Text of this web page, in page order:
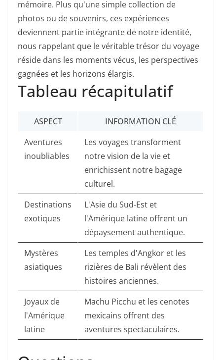
mémoire. Plus qu'une simple collection de
photos ou de souvenirs, ces expériences
deviennent partie intégrante de notre identité,
nous rappelant que le véritable trésor du voyage
réside dans les moments vécus, les perspectives
gagnées et les horizons élargis.
Tableau récapitulatif
ASPECT
INFORMATION CLÉ
Aventures
inoubliables
Les voyages transforment
notre vision de la vie et
enrichissent notre bagage
culturel.
Destinations
exotiques
L'Asie du Sud-Est et
l'Amérique latine offrent un
dépaysement authentique.
Mystères
asiatiques
Les temples d'Angkor et les
rizières de Bali révèlent des
histoires anciennes.
Joyaux de
l'Amérique
latine
Machu Picchu et les cenotes
mexicains offrent des
aventures spectaculaires.